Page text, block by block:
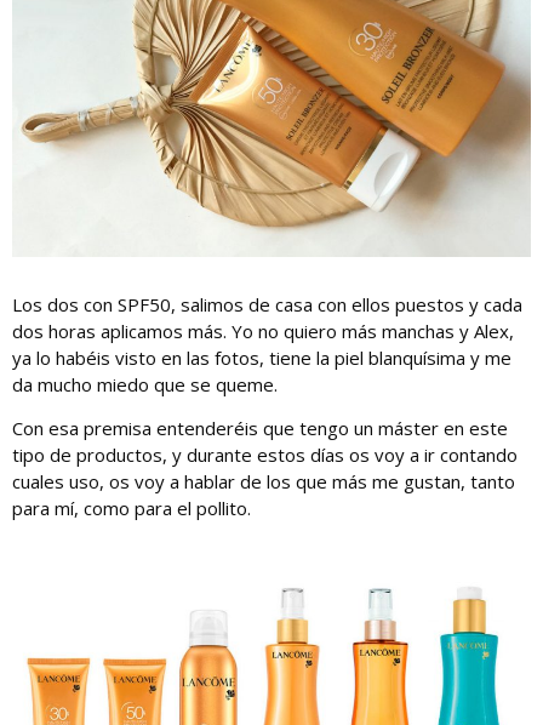
Los dos con SPF50, salimos de casa con ellos puestos y cada
dos horas aplicamos más. Yo no quiero más manchas y Alex,
ya lo habéis visto en las fotos, tiene la piel blanquísima y me
da mucho miedo que se queme.
Con esa premisa entenderéis que tengo un máster en este
tipo de productos, y durante estos días os voy a ir contando
cuales uso, os voy a hablar de los que más me gustan, tanto
para mí, como para el pollito.